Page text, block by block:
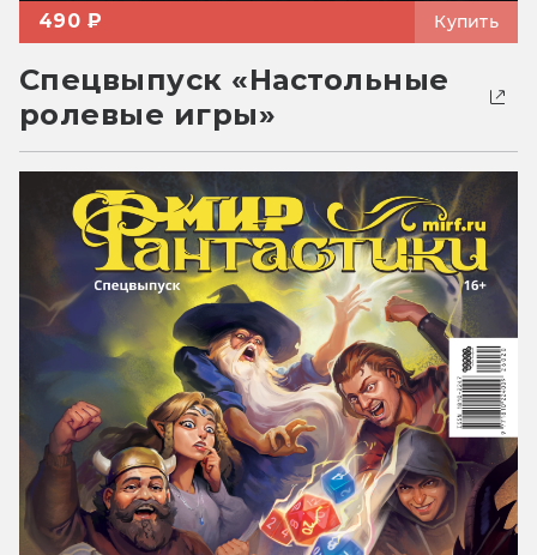
490 ₽ Купить
Спецвыпуск «Настольные
ролевые игры»